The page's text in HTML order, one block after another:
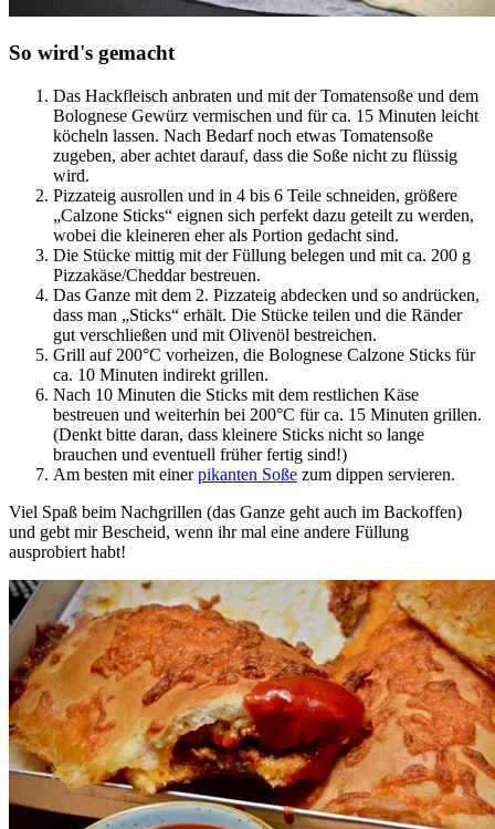
So wird's gemacht
Das Hackfleisch anbraten und mit der Tomatensoße und dem
Bolognese Gewürz vermischen und für ca. 15 Minuten leicht
köcheln lassen. Nach Bedarf noch etwas Tomatensoße
zugeben, aber achtet darauf, dass die Soße nicht zu flüssig
wird.
Pizzateig ausrollen und in 4 bis 6 Teile schneiden, größere
„Calzone Sticks“ eignen sich perfekt dazu geteilt zu werden,
wobei die kleineren eher als Portion gedacht sind.
Die Stücke mittig mit der Füllung belegen und mit ca. 200 g
Pizzakäse/Cheddar bestreuen.
Das Ganze mit dem 2. Pizzateig abdecken und so andrücken,
dass man „Sticks“ erhält. Die Stücke teilen und die Ränder
gut verschließen und mit Olivenöl bestreichen.
Grill auf 200°C vorheizen, die Bolognese Calzone Sticks für
ca. 10 Minuten indirekt grillen.
Nach 10 Minuten die Sticks mit dem restlichen Käse
bestreuen und weiterhin bei 200°C für ca. 15 Minuten grillen.
(Denkt bitte daran, dass kleinere Sticks nicht so lange
brauchen und eventuell früher fertig sind!)
Am besten mit einerpikanten Soße zum dippen servieren.
Viel Spaß beim Nachgrillen (das Ganze geht auch im Backoffen)
und gebt mir Bescheid, wenn ihr mal eine andere Füllung
ausprobiert habt!